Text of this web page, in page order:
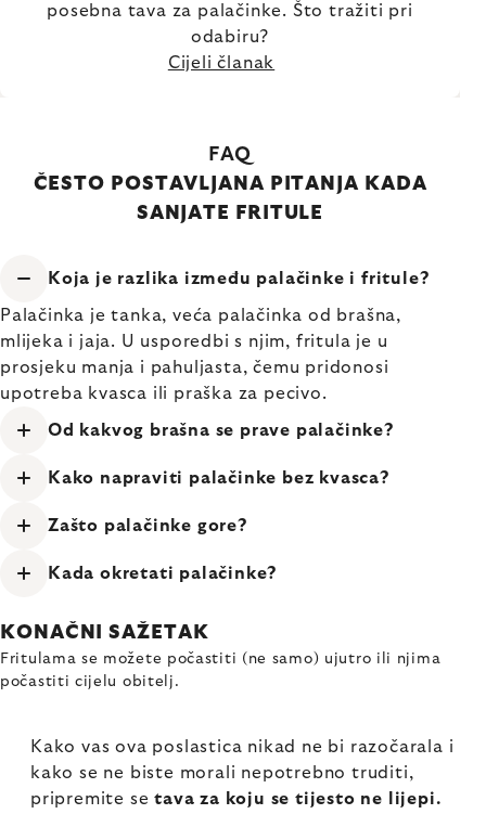
posebna tava za palačinke. Što tražiti pri
odabiru?
Cijeli članak
FAQ
ČESTO POSTAVLJANA PITANJA KADA
SANJATE FRITULE
Koja je razlika između palačinke i fritule?
Palačinka je tanka, veća palačinka od brašna,
mlijeka i jaja. U usporedbi s njim, fritula je u
prosjeku manja i pahuljasta, čemu pridonosi
upotreba kvasca ili praška za pecivo.
Od kakvog brašna se prave palačinke?
Kako napraviti palačinke bez kvasca?
Zašto palačinke gore?
Kada okretati palačinke?
KONAČNI SAŽETAK
Fritulama se možete počastiti (ne samo) ujutro ili njima
počastiti cijelu obitelj.
Kako vas ova poslastica nikad ne bi razočarala i
kako se ne biste morali nepotrebno truditi,
pripremite setava za koju se tijesto ne lijepi.